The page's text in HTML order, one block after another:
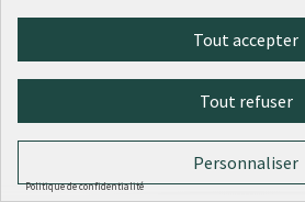
Tout accepter
Tout refuser
Personnaliser
Politique de confidentialité